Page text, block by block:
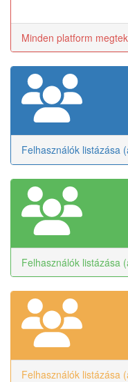
Minden platform
Felhasználók listázása
Felhasználók listázása
Felhasználók listázása